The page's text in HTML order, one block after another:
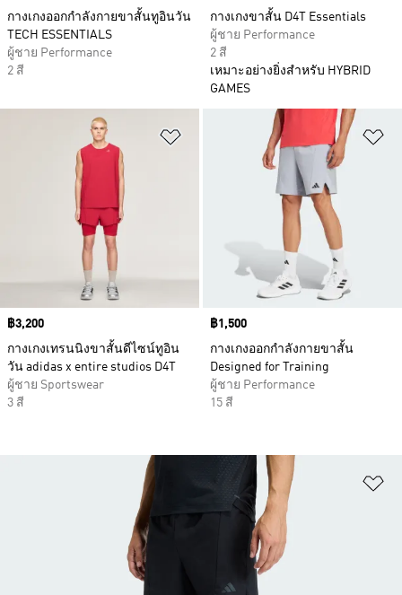
กางเกงออกกำลังกายขาสั้นทูอินวัน
TECH ESSENTIALS
ผู้ชาย Performance
2 สี
กางเกงขาสั้น D4T Essentials
ผู้ชาย Performance
2 สี
เหมาะอย่างยิ่งสำหรับ HYBRID
GAMES
เพิ่มไปยังรายการสินค้าโปรด
Price
฿3,200
กางเกงเทรนนิงขาสั้นดีไซน์ทูอิน
วัน adidas x entire studios D4T
ผู้ชาย Sportswear
3 สี
Price
฿1,500
กางเกงออกกำลังกายขาสั้น
Designed for Training
ผู้ชาย Performance
15 สี